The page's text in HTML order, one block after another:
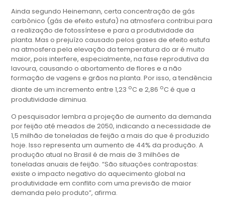
Ainda segundo Heinemann, certa concentração de gás
carbônico (gás de efeito estufa) na atmosfera contribui para
a realização de fotossíntese e para a produtividade da
planta. Mas o prejuízo causado pelos gases de efeito estufa
na atmosfera pela elevação da temperatura do ar é muito
maior, pois interfere, especialmente, na fase reprodutiva da
lavoura, causando o abortamento de flores e a não
formação de vagens e grãos na planta. Por isso, a tendência
diante de um incremento entre 1,23 oC e 2,86 oC é que a
produtividade diminua.
O pesquisador lembra a projeção de aumento da demanda
por feijão até meados de 2050, indicando a necessidade de
1,5 milhão de toneladas de feijão a mais do que é produzido
hoje. Isso representa um aumento de 44% da produção. A
produção atual no Brasil é de mais de 3 milhões de
toneladas anuais de feijão. “São situações contrapostas:
existe o impacto negativo do aquecimento global na
produtividade em conflito com uma previsão de maior
demanda pelo produto”, afirma.